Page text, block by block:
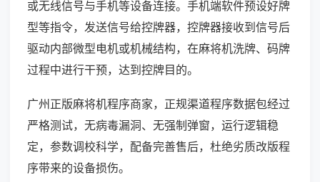
或无线信号与手机等设备连接。手机端软件预设好牌
型等指令，发送信号给控牌器，控牌器接收到信号后
驱动内部微型电机或机械结构，在麻将机洗牌、码牌
过程中进行干预，达到控牌目的。
广州正版麻将机程序商家，正规渠道程序数据包经过
严格测试，无病毒漏洞、无强制弹窗，运行逻辑稳
定，参数调校科学，配备完善售后，杜绝劣质改版程
序带来的设备损伤。